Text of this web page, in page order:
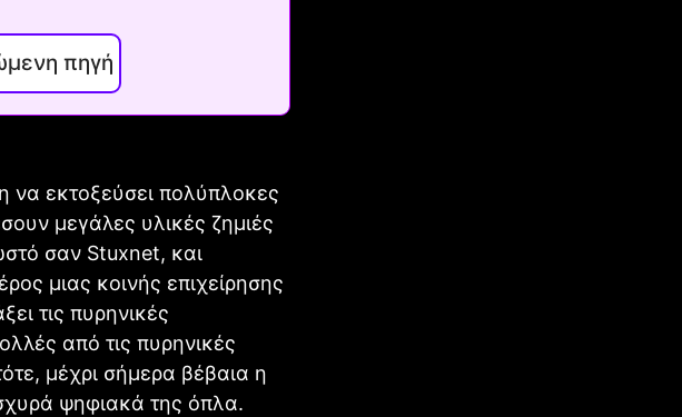
πηγή
να εκτοξεύσει πολύπλοκες
μεγάλες υλικές ζημιές
σαν Stuxnet, και
μιας κοινής επιχείρησης
τις πυρηνικές
από τις πυρηνικές
μέχρι σήμερα βέβαια η
ψηφιακά της όπλα.